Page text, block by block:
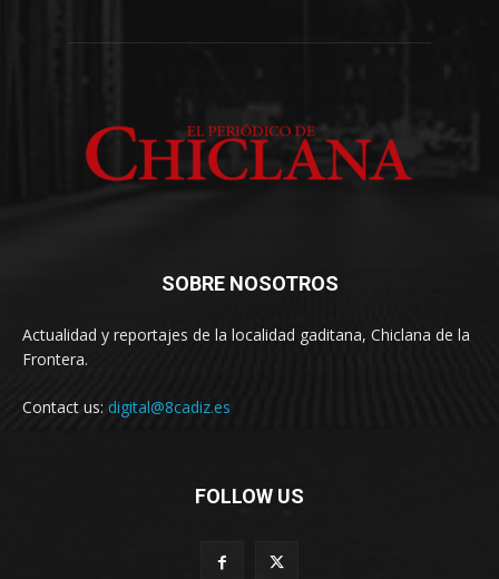
SOBRE NOSOTROS
Actualidad y reportajes de la localidad gaditana, Chiclana de la
Frontera.
Contact us: digital@8cadiz.es
FOLLOW US